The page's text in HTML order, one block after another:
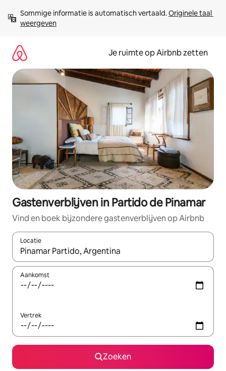
direct
naar
Sommige informatie is automatisch vertaald. Originele taal
weergeven
Je ruimte op Airbnb zetten
Gastenverblijven in Partido de Pinamar
Vind en boek bijzondere gastenverblijven op Airbnb
Locatie
Wanneer er suggesties beschikbaar zijn, maak je een keuze
Aankomst
Vertrek
Zoeken